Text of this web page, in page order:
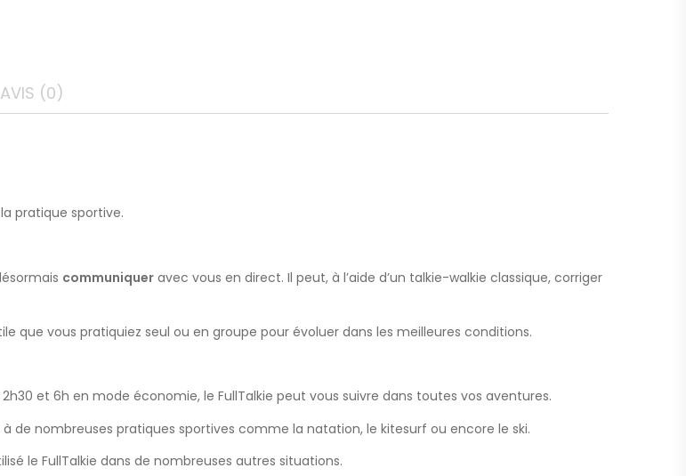
AVIS (0)
pratique sportive.
communiquer avec vous en direct. Il peut, à l’aide d’un talkie-walkie classique, corriger
que vous pratiquiez seul ou en groupe pour évoluer dans les meilleures conditions.
et 6h en mode économie, le FullTalkie peut vous suivre dans toutes vos aventures.
de nombreuses pratiques sportives comme la natation, le kitesurf ou encore le ski.
le FullTalkie dans de nombreuses autres situations.